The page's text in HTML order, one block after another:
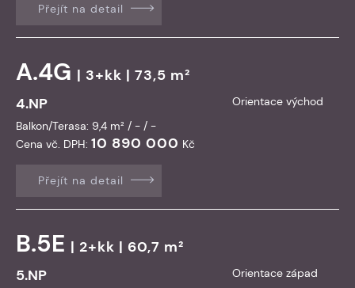
Přejít na detail
A.4G | 3+kk | 73,5 m²
4.NP
Orientace východ
Balkon/Terasa: 9,4 m² / - / -
Cena vč. DPH: 10 890 000 Kč
Přejít na detail
B.5E | 2+kk | 60,7 m²
5.NP
Orientace západ